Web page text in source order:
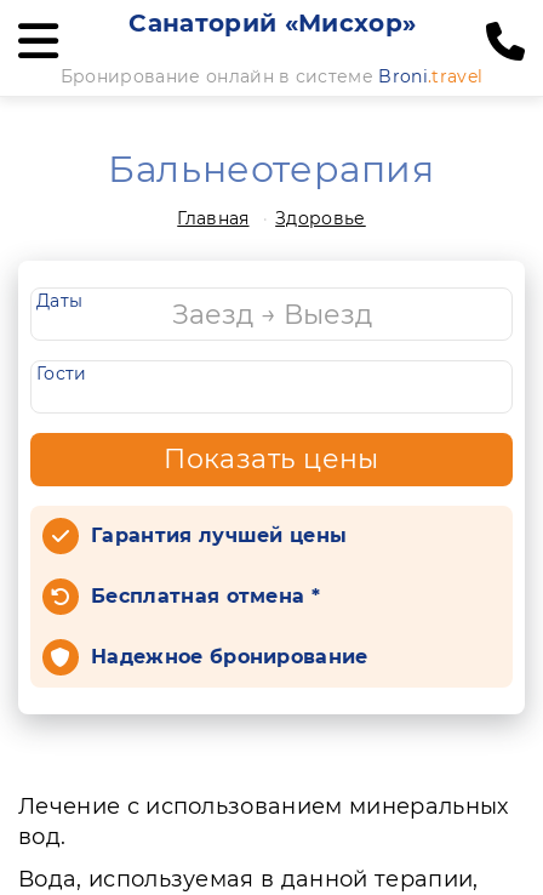
Санаторий «Мисхор»
Бронирование онлайн в системе Broni.travel
Бальнеотерапия
Главная Здоровье
Даты
Гости
Показать цены
Гарантия лучшей цены
Бесплатная отмена *
Надежное бронирование
Лечение с использованием минеральных
вод.
Вода, используемая в данной терапии,